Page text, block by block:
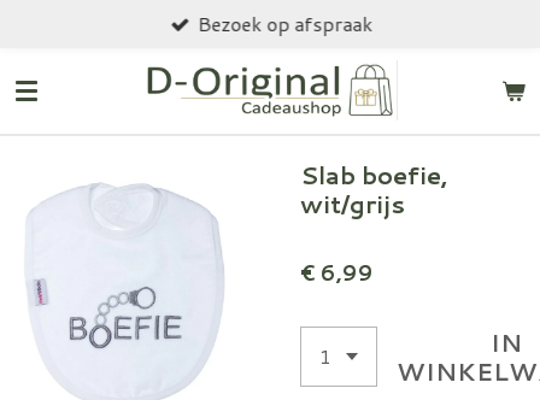
naar
hoofdinhoud
Bezoek op afspraak
Slab boefie,
wit/grijs
€ 6,99
IN